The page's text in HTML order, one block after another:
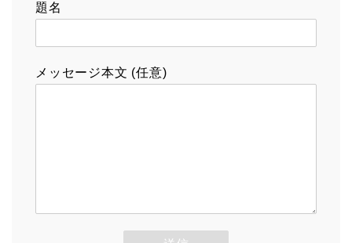
題名
メッセージ本文 (任意)